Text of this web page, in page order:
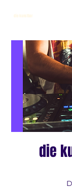
die kunstbar
die